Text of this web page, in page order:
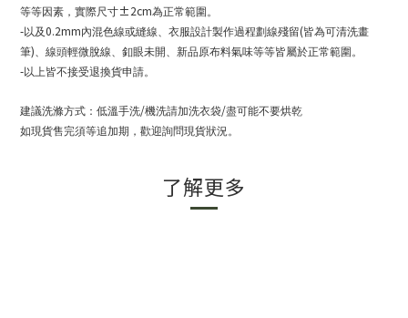
等等因素，實際尺寸±2cm為正常範圍。
-以及0.2mm內混色線或縫線、衣服設計製作過程劃線殘留(皆為可清洗畫
筆)、線頭輕微脫線、釦眼未開、新品原布料氣味等等皆屬於正常範圍。
-以上皆不接受退換貨申請。
建議洗滌方式：低溫手洗/機洗請加洗衣袋/盡可能不要烘乾
如現貨售完須等追加期，歡迎詢問現貨狀況。
了解更多